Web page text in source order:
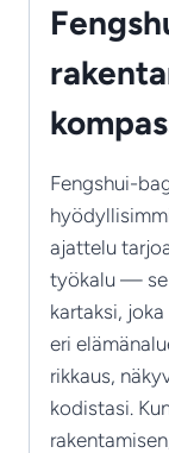
määrä
Fengshui-
ajattelu
työkalu — se
kartaksi,
eri
rikkaus,
kodistasi.